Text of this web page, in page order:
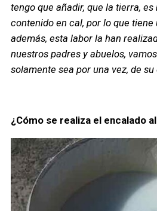
tengo que añadir, que la tierra,
contenido en cal, por lo que tiene
además, esta labor la han
nuestros padres y abuelos,
solamente sea por una vez, de
¿Cómo se realiza el encalado